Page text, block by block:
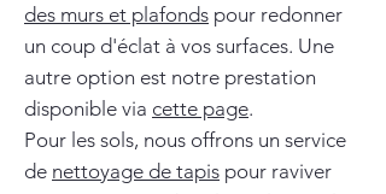
des murs et plafonds pour redonner
un coup d'éclat à vos surfaces. Une
autre option est notre prestation
disponible via cette page.
Pour les sols, nous offrons un service
de nettoyage de tapis pour raviver